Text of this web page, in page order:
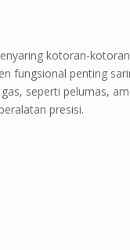
kotoran-
fungsional penting
seperti pelumas,
presisi.